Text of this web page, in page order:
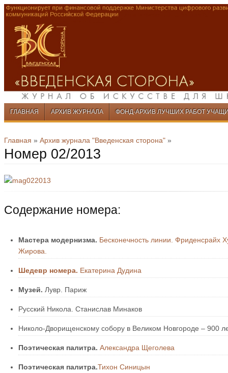
Перейти к содержимому
ГЛАВНАЯ АРХИВ ЖУРНАЛА ФОНД-АРХИВ ЛУЧШИХ РАБОТ
Главная » Архив журнала "Введенская сторона" »
Номер 02/2013
Содержание номера:
Мастера модернизма. Бесконечность линии. Фриденсрайх
Жирова.
Шедевр номера. Екатерина Дудина
Музей. Лувр. Париж
Русский Никола. Станислав Минаков
Николо-Дворищенскому собору в Великом Новгороде – 900
Поэтическая палитра. Александра Щеголева
Поэтическая палитра.Тихон Синицын